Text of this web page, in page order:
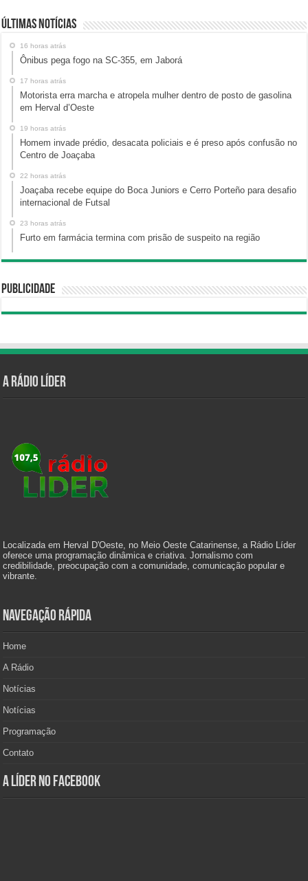
Últimas Notícias
16 horas atrás
Ônibus pega fogo na SC-355, em Jaborá
17 horas atrás
Motorista erra marcha e atropela mulher dentro de posto de gasolina
em Herval d’Oeste
19 horas atrás
Homem invade prédio, desacata policiais e é preso após confusão no
Centro de Joaçaba
22 horas atrás
Joaçaba recebe equipe do Boca Juniors e Cerro Porteño para desafio
internacional de Futsal
23 horas atrás
Furto em farmácia termina com prisão de suspeito na região
Publicidade
A Rádio Líder
Localizada em Herval D'Oeste, no Meio Oeste Catarinense, a Rádio Líder
oferece uma programação dinâmica e criativa. Jornalismo com
credibilidade, preocupação com a comunidade, comunicação popular e
vibrante.
Navegação Rápida
Home
A Rádio
Notícias
Notícias
Programação
Contato
A Líder no Facebook